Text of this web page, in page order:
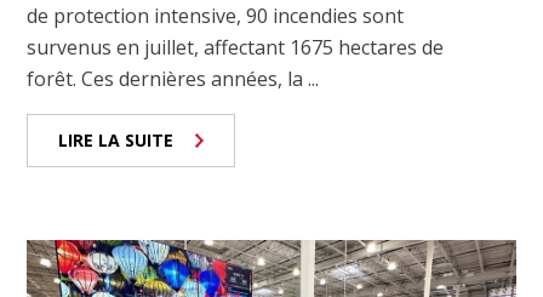
de protection intensive, 90 incendies sont
survenus en juillet, affectant 1675 hectares de
forêt. Ces dernières années, la ...
LIRE LA SUITE